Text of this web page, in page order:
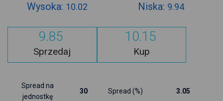
Wysoka: 10.02 Niska: 9.94
9.85
Sprzedaj
10.15
Kup
Spread na
jednostkę
30 Spread (%) 3.05